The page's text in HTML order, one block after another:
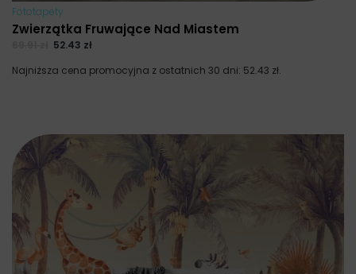
Fototapety
Zwierzątka Fruwające Nad Miastem
52.43 zł
Najniższa cena promocyjna z ostatnich 30 dni: 52.43 zł.